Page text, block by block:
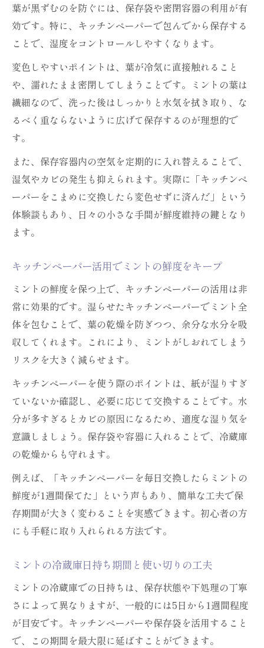
葉が黒ずむのを防ぐには、保存袋や密閉容器の利用が有
効です。特に、キッチンペーパーで包んでから保存する
ことで、湿度をコントロールしやすくなります。
変色しやすいポイントは、葉が冷気に直接触れること
や、濡れたまま密閉してしまうことです。ミントの葉は
繊細なので、洗った後はしっかりと水気を拭き取り、な
るべく重ならないように広げて保存するのが理想的で
す。
また、保存容器内の空気を定期的に入れ替えることで、
湿気やカビの発生も抑えられます。実際に「キッチンペ
ーパーをこまめに交換したら変色せずに済んだ」という
体験談もあり、日々の小さな手間が鮮度維持の鍵となり
ます。
キッチンペーパー活用でミントの鮮度をキープ
ミントの鮮度を保つ上で、キッチンペーパーの活用は非
常に効果的です。湿らせたキッチンペーパーでミント全
体を包むことで、葉の乾燥を防ぎつつ、余分な水分を吸
収してくれます。これにより、ミントがしおれてしまう
リスクを大きく減らせます。
キッチンペーパーを使う際のポイントは、紙が湿りすぎ
ていないか確認し、必要に応じて交換することです。水
分が多すぎるとカビの原因になるため、適度な湿り気を
意識しましょう。保存袋や容器に入れることで、冷蔵庫
の乾燥からも守れます。
例えば、「キッチンペーパーを毎日交換したらミントの
鮮度が1週間保てた」という声もあり、簡単な工夫で保
存期間が大きく変わることを実感できます。初心者の方
にも手軽に取り入れられる方法です。
ミントの冷蔵庫日持ち期間と使い切りの工夫
ミントの冷蔵庫での日持ちは、保存状態や下処理の丁寧
さによって異なりますが、一般的には5日から1週間程度
が目安です。キッチンペーパーや保存袋を活用すること
で、この期間を最大限に延ばすことができます。